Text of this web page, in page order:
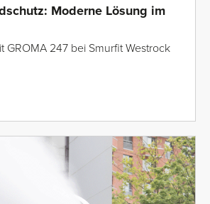
Moderne Lösung im
GROMA 247 bei Smurfit Westrock